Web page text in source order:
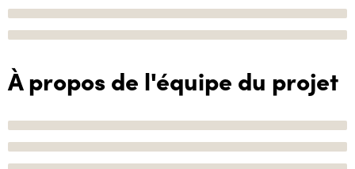
À propos de l'équipe du projet